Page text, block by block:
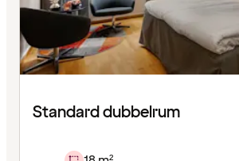
Standard dubbelrum